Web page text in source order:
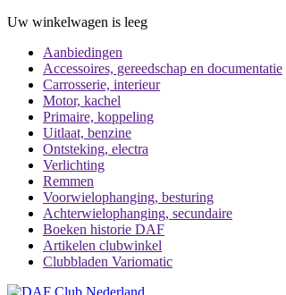
Uw winkelwagen is leeg
Aanbiedingen
Accessoires, gereedschap en documentatie
Carrosserie, interieur
Motor, kachel
Primaire, koppeling
Uitlaat, benzine
Ontsteking, electra
Verlichting
Remmen
Voorwielophanging, besturing
Achterwielophanging, secundaire
Boeken historie DAF
Artikelen clubwinkel
Clubbladen Variomatic